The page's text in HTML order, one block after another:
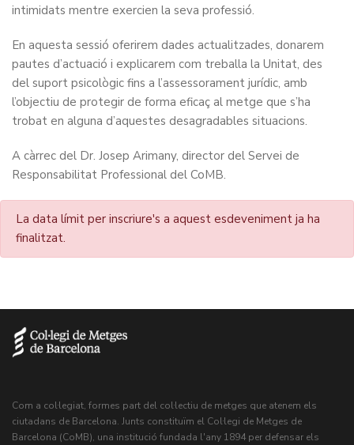
intimidats mentre exercien la seva professió.
En aquesta sessió oferirem dades actualitzades, donarem
pautes d’actuació i explicarem com treballa la Unitat, des
del suport psicològic fins a l’assessorament jurídic, amb
l’objectiu de protegir de forma eficaç al metge que s’ha
trobat en alguna d’aquestes desagradables situacions.
A càrrec del Dr. Josep Arimany, director del Servei de
Responsabilitat Professional del CoMB.
La data límit per inscriure's a aquest esdeveniment ja ha
finalitzat.
Com a col·legiat, formes part del col·lectiu de metges que atenem els
ciutadans de Barcelona. Junts constituïm el Col·legi de Metges de
Barcelona (CoMB), una institució fundada l'any 1894 per defensar els